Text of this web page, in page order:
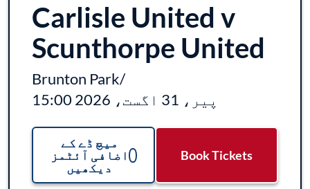
Carlisle United v
Scunthorpe United
Brunton Park/
پیر، 31 اگست، 2026 15:00
میچ ڈے کے
اضافی آئٹمز
دیکھیں
Book Tickets